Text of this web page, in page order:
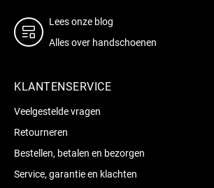
Lees onze blog
Alles over handschoenen
KLANTENSERVICE
Veelgestelde vragen
Retourneren
Bestellen, betalen en bezorgen
Service, garantie en klachten